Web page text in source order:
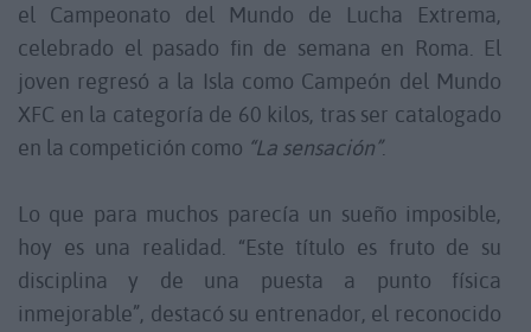
el Campeonato del Mundo de Lucha Extrema,
celebrado el pasado fin de semana en Roma. El
joven regresó a la Isla como Campeón del Mundo
XFC en la categoría de 60 kilos, tras ser catalogado
en la competición como “La sensación”.
Lo que para muchos parecía un sueño imposible,
hoy es una realidad. “Este título es fruto de su
disciplina y de una puesta a punto física
inmejorable”, destacó su entrenador, el reconocido